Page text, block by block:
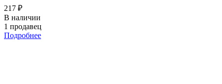
217 ₽
В наличии
1 продавец
Подробнее